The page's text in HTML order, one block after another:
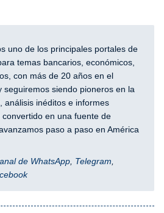
uno de los principales portales de
temas bancarios, económicos,
con más de 20 años en el
seguiremos siendo pioneros en la
análisis inéditos e informes
en una fuente de
paso a paso en América
de WhatsApp Telegram